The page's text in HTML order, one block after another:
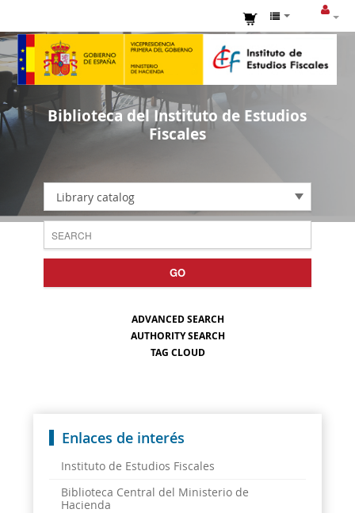
Biblioteca del Instituto de Estudios
Fiscales
Library catalog
GO
ADVANCED SEARCH
AUTHORITY SEARCH
TAG CLOUD
Enlaces de interés
Instituto de Estudios Fiscales
Biblioteca Central del Ministerio de
Hacienda